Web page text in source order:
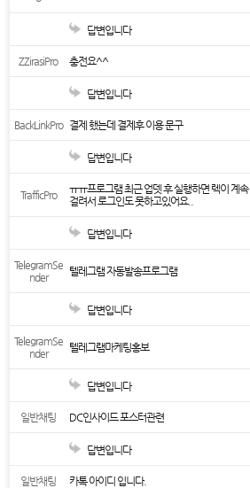
답변입니다
ZZirasiPro 충전요^^
답변입니다
BackLinkPro 결제 했는데 결제후 이용 문구
답변입니다
TrafficPro
ㅠㅠ프로그램 최근 업뎃 후 실행하면 렉이 계속
걸려서 로그인도 못하고있어요..
답변입니다
TelegramSe
nder
텔레그램 자동발송프로그램
답변입니다
TelegramSe
nder
텔레그램마케팅홍보
답변입니다
일반채팅 DC인사이드 포스터관련
답변입니다
일반채팅 카톡 아이디 입니다.